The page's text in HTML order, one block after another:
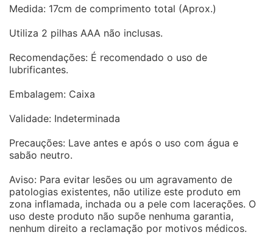
Medida: 17cm de comprimento total (Aprox.)
Utiliza 2 pilhas AAA não inclusas.
Recomendações: É recomendado o uso de
lubrificantes.
Embalagem: Caixa
Validade: Indeterminada
Precauções: Lave antes e após o uso com água e
sabão neutro.
Aviso: Para evitar lesões ou um agravamento de
patologias existentes, não utilize este produto em
zona inflamada, inchada ou a pele com lacerações. O
uso deste produto não supõe nenhuma garantia,
nenhum direito a reclamação por motivos médicos.